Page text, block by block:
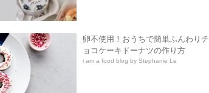
卵不使用！おうちで簡単ふんわりチ
ョコケーキドーナツの作り方
i am a food blog by Stephanie Le